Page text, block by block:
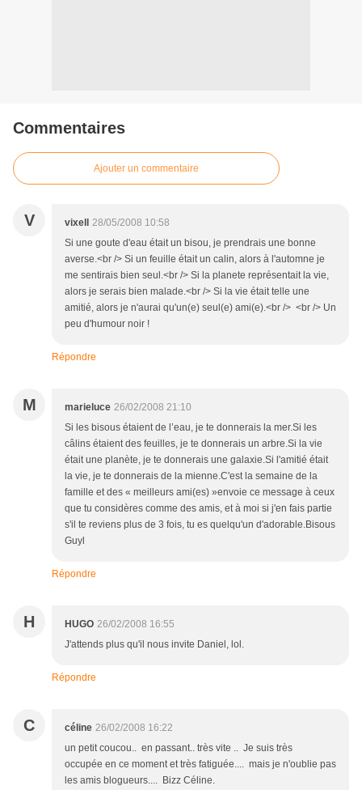
Commentaires
Ajouter un commentaire
V vixell
28/05/2008 10:58
Si une goute d'eau était un bisou, je prendrais une bonne
averse.<br /> Si un feuille était un calin, alors à l'automne je
me sentirais bien seul.<br /> Si la planete représentait la vie,
alors je serais bien malade.<br /> Si la vie était telle une
amitié, alors je n'aurai qu'un(e) seul(e) ami(e).<br /> <br /> Un
peu d'humour noir !
Répondre
M marieluce 26/02/2008 21:10
Si les bisous étaient de l’eau, je te donnerais la mer.Si les
câlins étaient des feuilles, je te donnerais un arbre.Si la vie
était une planète, je te donnerais une galaxie.Si l'amitié était
la vie, je te donnerais de la mienne.C'est la semaine de la
famille et des « meilleurs ami(es) »envoie ce message à ceux
que tu considères comme des amis, et à moi si j'en fais partie
s'il te reviens plus de 3 fois, tu es quelqu'un d'adorable.Bisous
Guyl
Répondre
H HUGO 26/02/2008 16:55
J'attends plus qu'il nous invite Daniel, lol.
Répondre
C céline 26/02/2008 16:22
un petit coucou.. en passant.. très vite .. Je suis très
occupée en ce moment et très fatiguée.... mais je n'oublie pas
les amis blogueurs.... Bizz Céline.